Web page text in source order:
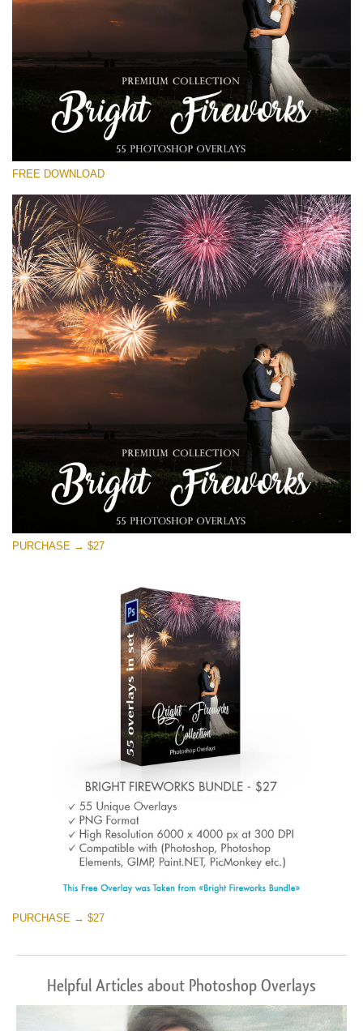
Free Fireworks Overlay #23
Small 800*533px
Bright Fireworks
(55 Overlays)
Luxury Wedding
(373 Overlays)
Large 6000*4000px
Entire Collection
(1783 Overlays)
Large 6000*4000px
FREE DOWNLOAD
PURCHASE → $27
PURCHASE → $27
Helpful Articles about Photoshop Overlays